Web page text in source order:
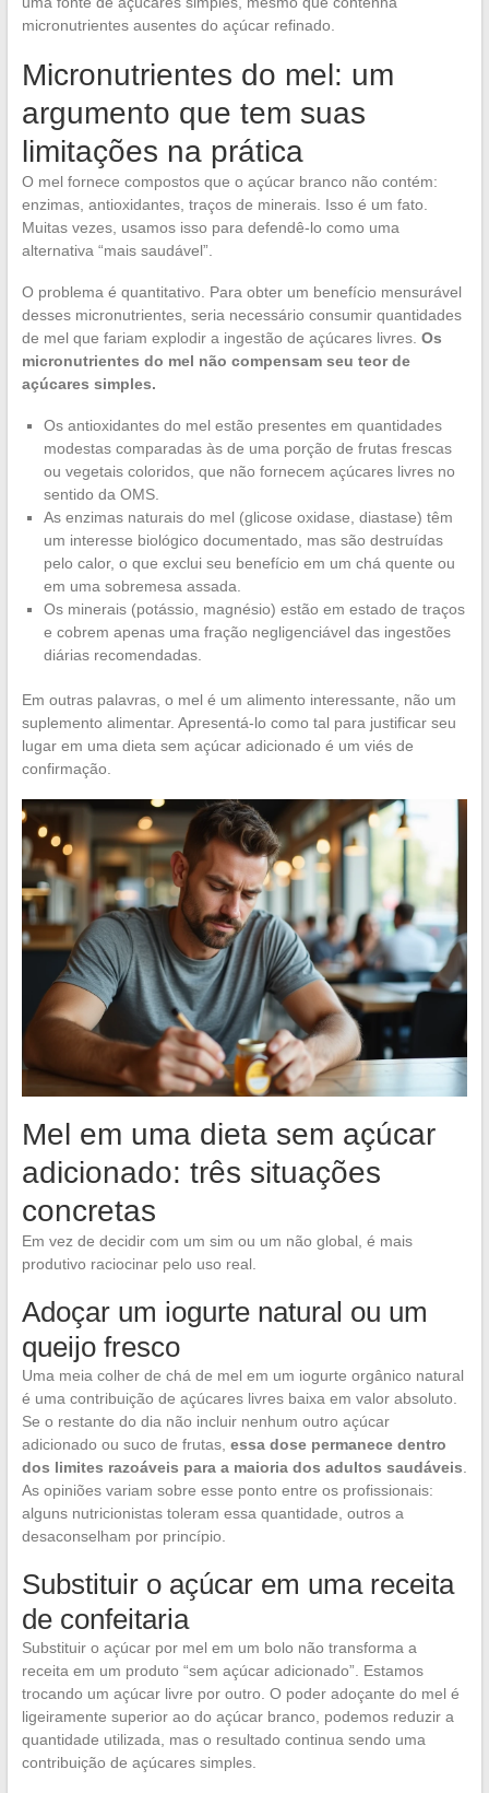
micronutrientes ausentes do açúcar refinado.
Micronutrientes do mel: um
argumento que tem suas
limitações na prática
O mel fornece compostos que o açúcar branco não contém:
enzimas, antioxidantes, traços de minerais. Isso é um fato.
Muitas vezes, usamos isso para defendê-lo como uma
alternativa “mais saudável”.
O problema é quantitativo. Para obter um benefício mensurável
desses micronutrientes, seria necessário consumir quantidades
de mel que fariam explodir a ingestão de açúcares livres. Os
micronutrientes do mel não compensam seu teor de
açúcares simples.
Os antioxidantes do mel estão presentes em quantidades
modestas comparadas às de uma porção de frutas frescas
ou vegetais coloridos, que não fornecem açúcares livres no
sentido da OMS.
As enzimas naturais do mel (glicose oxidase, diastase) têm
um interesse biológico documentado, mas são destruídas
pelo calor, o que exclui seu benefício em um chá quente ou
em uma sobremesa assada.
Os minerais (potássio, magnésio) estão em estado de traços
e cobrem apenas uma fração negligenciável das ingestões
diárias recomendadas.
Em outras palavras, o mel é um alimento interessante, não um
suplemento alimentar. Apresentá-lo como tal para justificar seu
lugar em uma dieta sem açúcar adicionado é um viés de
confirmação.
Mel em uma dieta sem açúcar
adicionado: três situações
concretas
Em vez de decidir com um sim ou um não global, é mais
produtivo raciocinar pelo uso real.
Adoçar um iogurte natural ou um
queijo fresco
Uma meia colher de chá de mel em um iogurte orgânico natural
é uma contribuição de açúcares livres baixa em valor absoluto.
Se o restante do dia não incluir nenhum outro açúcar
adicionado ou suco de frutas, essa dose permanece dentro
dos limites razoáveis para a maioria dos adultos saudáveis.
As opiniões variam sobre esse ponto entre os profissionais:
alguns nutricionistas toleram essa quantidade, outros a
desaconselham por princípio.
Substituir o açúcar em uma receita
de confeitaria
Substituir o açúcar por mel em um bolo não transforma a
receita em um produto “sem açúcar adicionado”. Estamos
trocando um açúcar livre por outro. O poder adoçante do mel é
ligeiramente superior ao do açúcar branco, podemos reduzir a
quantidade utilizada, mas o resultado continua sendo uma
contribuição de açúcares simples.